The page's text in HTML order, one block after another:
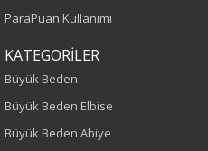
Bel
Kalıp
ParaPuan Kullanımı
KATEGORİLER
Büyük Beden
Büyük Beden Elbise
Büyük Beden Abiye